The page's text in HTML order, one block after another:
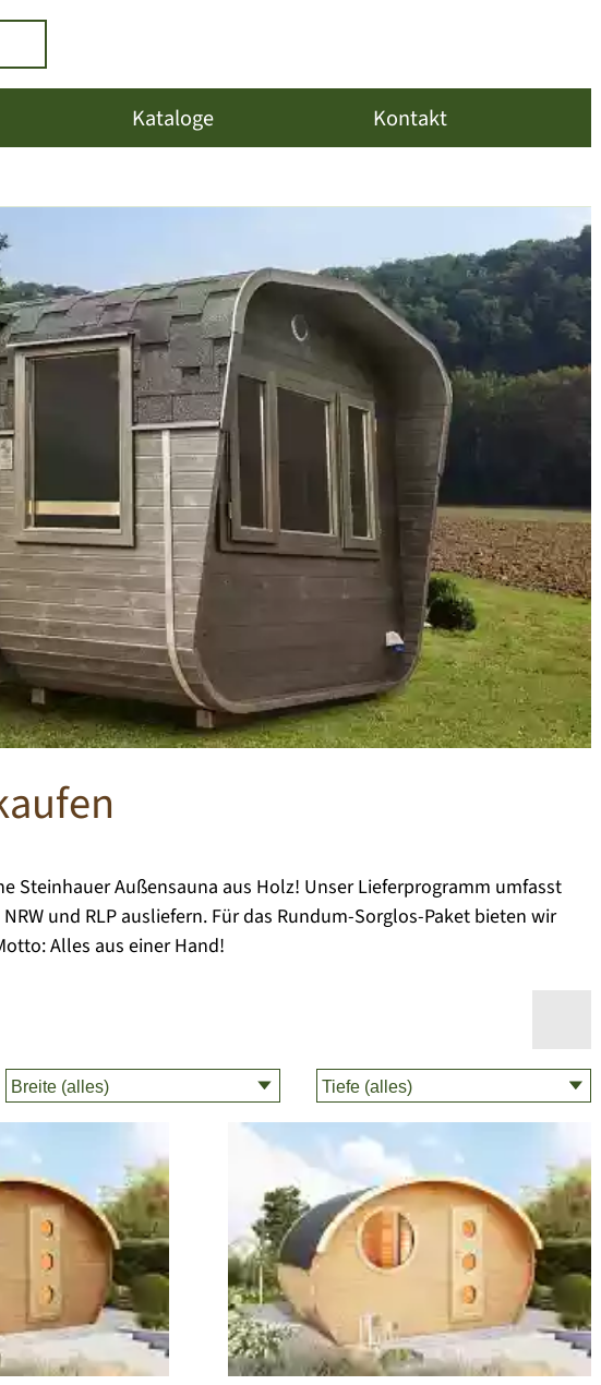
Kataloge Kontakt
Steinhauer Außensauna aus Holz! Unser Lieferprogramm umfasst
und RLP ausliefern. Für das Rundum-Sorglos-Paket bieten wir
Alles aus einer Hand!